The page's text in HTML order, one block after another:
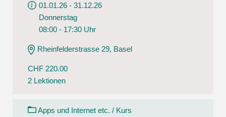
01.01.26 - 31.12.26
Donnerstag
08:00 - 17:30 Uhr
Rheinfelderstrasse 29, Basel
CHF 220.00
2 Lektionen
Apps und Internet etc. / Kurs